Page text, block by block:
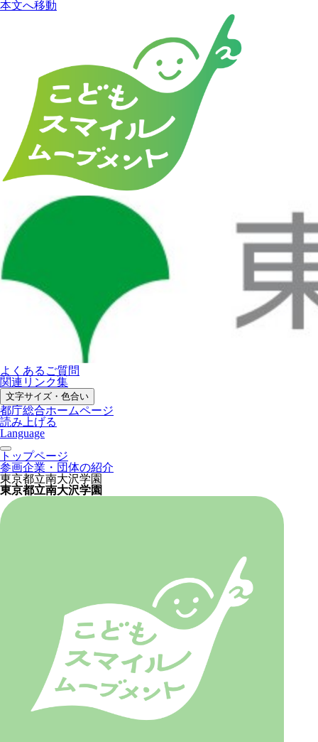
本文へ移動
よくあるご質問
関連リンク集
文字サイズ・色合い
都庁総合ホームページ
読み上げる
Language
トップページ
参画企業・団体の紹介
東京都立南大沢学園
東京都立南大沢学園